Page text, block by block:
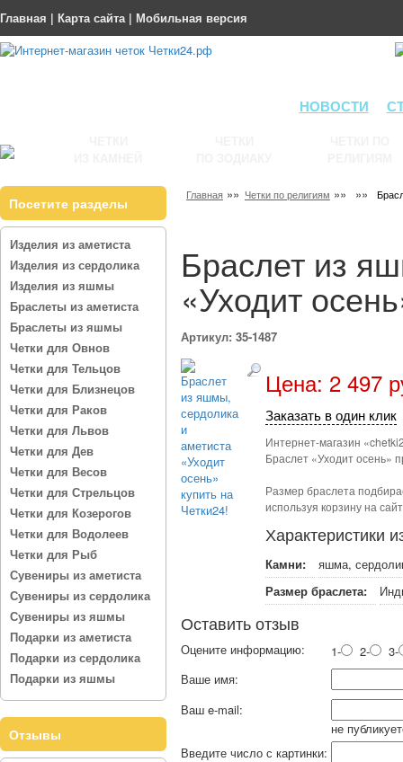
Главная | Карта сайта| Мобильная версия
НОВОСТИ
Посетите разделы
Изделия из аметиста
Изделия из сердолика
Изделия из яшмы
Браслеты из аметиста
Браслеты из яшмы
Четки для Овнов
Четки для Тельцов
Четки для Близнецов
Четки для Раков
Четки для Львов
Четки для Дев
Четки для Весов
Четки для Стрельцов
Четки для Козерогов
Четки для Водолеев
Четки для Рыб
Сувениры из аметиста
Сувениры из сердолика
Сувениры из яшмы
Подарки из аметиста
Подарки из сердолика
Подарки из яшмы
Отзывы
Главная »» Четки по религиям »» »»
Браслет из
«Уходит
Артикул: 35-1487
Цена: 2 497
Заказать в один клик
Интернет-магазин
Браслет «Уходит осень»
Размер браслета
используя корзину на
Характеристики
Камни:
яшма,
Размер браслета:
Оставить отзыв
Оцените информацию: 1- 2-
3-
Ваше имя:
Ваш e-mail:
не
Введите число с картинки: